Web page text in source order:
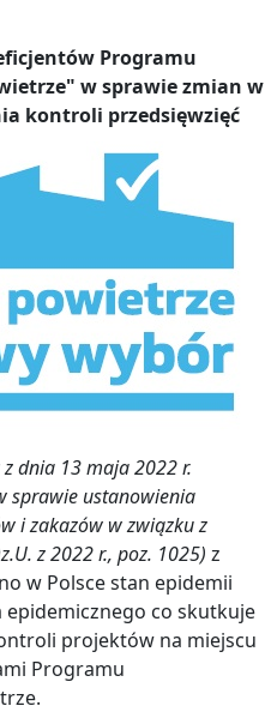
Programu
w sprawie zmian w
kontroli przedsięwzięć
dnia 13 maja 2022 r.
sprawie ustanowienia
i zakazów w związku z
z 2022 r., poz. 1025) z
w Polsce stan epidemii
co skutkuje
projektów na miejscu
Programu